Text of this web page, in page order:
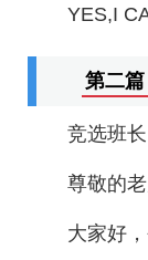
YES,I
第二
竞选班长
尊敬的
大家好